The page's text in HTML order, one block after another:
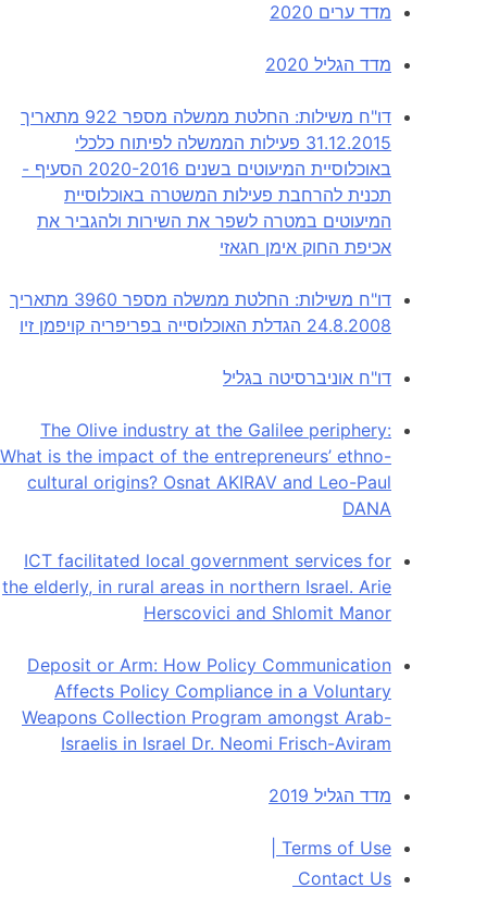
מדד ערים 2020
מדד הגליל 2020
דו"ח משילות: החלטת ממשלה מספר 922 מתאריך
31.12.2015 פעילות הממשלה לפיתוח כלכלי
באוכלוסיית המיעוטים בשנים 2020-2016 הסעיף -
תכנית להרחבת פעילות המשטרה באוכלוסיית
המיעוטים במטרה לשפר את השירות ולהגביר את
אכיפת החוק אימן חגאזי
דו"ח משילות: החלטת ממשלה מספר 3960 מתאריך
24.8.2008 הגדלת האוכלוסייה בפריפריה קויפמן זיו
דו"ח אוניברסיטה בגליל
The Olive industry at the Galilee periphery:
What is the impact of the entrepreneurs’ ethno-
cultural origins? Osnat AKIRAV and Leo-Paul
DANA
ICT facilitated local government services for
the elderly, in rural areas in northern Israel. Arie
Herscovici and Shlomit Manor
Deposit or Arm: How Policy Communication
Affects Policy Compliance in a Voluntary
Weapons Collection Program amongst Arab-
Israelis in Israel Dr. Neomi Frisch-Aviram
מדד הגליל 2019
Terms of Use
Contact Us